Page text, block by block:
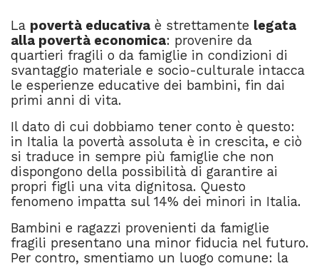
La povertà educativa è strettamente legata
alla povertà economica: provenire da
quartieri fragili o da famiglie in condizioni di
svantaggio materiale e socio-culturale intacca
le esperienze educative dei bambini, fin dai
primi anni di vita.
Il dato di cui dobbiamo tener conto è questo:
in Italia la povertà assoluta è in crescita, e ciò
si traduce in sempre più famiglie che non
dispongono della possibilità di garantire ai
propri figli una vita dignitosa. Questo
fenomeno impatta sul 14% dei minori in Italia.
Bambini e ragazzi provenienti da famiglie
fragili presentano una minor fiducia nel futuro.
Per contro, smentiamo un luogo comune: la